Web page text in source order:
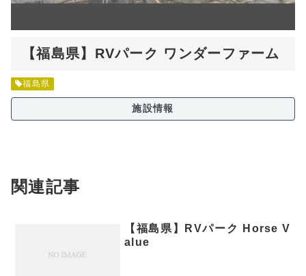
【福島県】RVパーク ワンダーファーム
福島県
施設情報
関連記事
【福島県】RVパーク Horse V
alue